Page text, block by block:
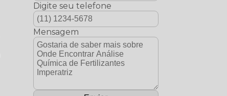
Digite seu telefone
Mensagem